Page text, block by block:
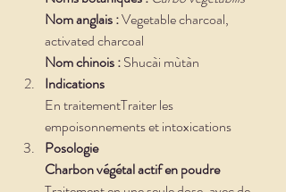
Nom anglais : Vegetable charcoal,
activated charcoal
Nom chinois : Shucài mùtàn
Indications
En traitementTraiter les
empoisonnements et intoxications
Posologie
Charbon végétal actif en poudre